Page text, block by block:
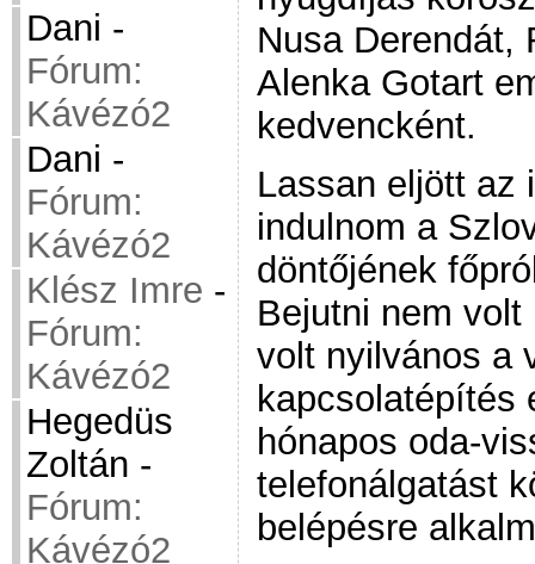
Dani -
Fórum:
Kávézó2
Dani -
Fórum:
Kávézó2
Klész Imre -
Fórum:
Kávézó2
Hegedüs
Zoltán -
Fórum:
Kávézó2
Nusa Derendát,
Alenka Gotart
kedvencként.
Lassan eljött az
indulnom a
döntőjének
Bejutni nem
volt nyilvános a
kapcsolatépítés
hónapos oda-
telefonálgatást
belépésre